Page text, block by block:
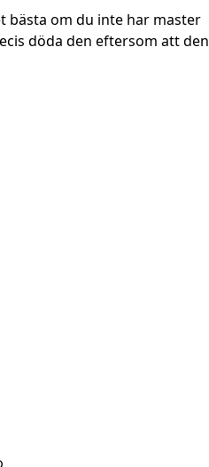
bästa om du inte har master
döda den eftersom att den